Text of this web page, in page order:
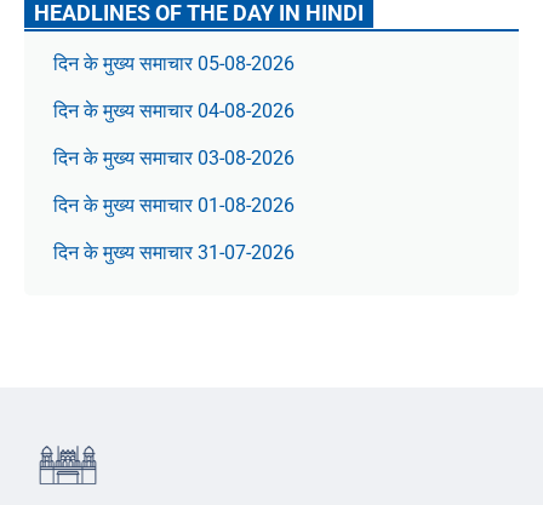
HEADLINES OF THE DAY IN HINDI
दिन के मुख्य समाचार 05-08-2026
दिन के मुख्य समाचार 04-08-2026
दिन के मुख्य समाचार 03-08-2026
दिन के मुख्य समाचार 01-08-2026
दिन के मुख्य समाचार 31-07-2026